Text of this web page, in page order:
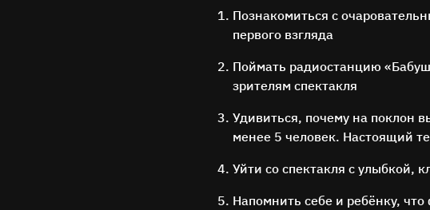
Познакомиться с
первого взгляда
Поймать радиостанцию
зрителям спектакля
Удивиться, почему на поклон
менее 5 человек. Настоящий
Уйти со спектакля с улыбкой,
Напомнить себе и ребёнку,